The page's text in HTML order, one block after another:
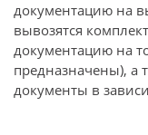
документацию на
вывозятся
документацию на
предназначены), а
документы в